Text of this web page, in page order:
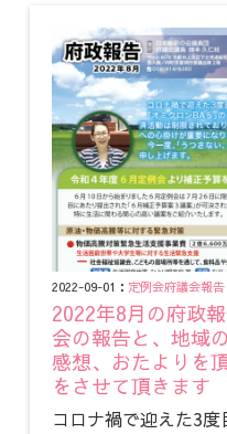
2022-09-01： 定例会府議会報告
2022年8月の府政
会の報告と、地域
感想、おたよりを
をさせて頂きます
コロナ禍で迎えた3